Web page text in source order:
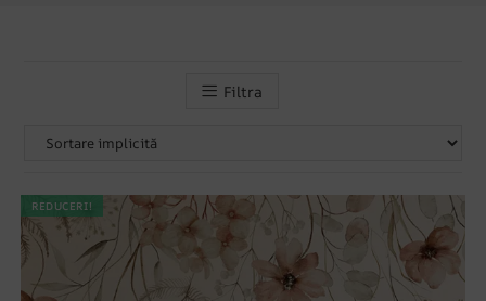
Filtra
REDUCERI!